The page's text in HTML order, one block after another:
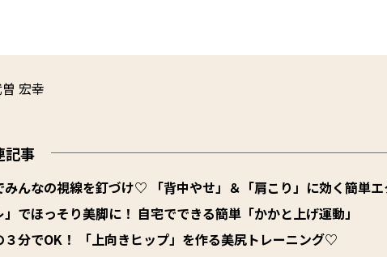
宏幸
記事
みんなの視線を釘づけ♡ 「背中やせ」＆「肩こり」に効く簡単エ
」でほっそり美脚に！ 自宅でできる簡単「かかと上げ運動」
３分でOK！ 「上向きヒップ」を作る美尻トレーニング♡